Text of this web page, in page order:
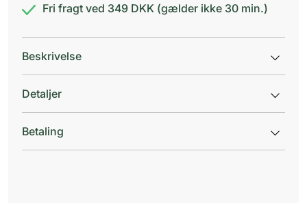
antal Fri fragt ved 349 DKK (gælder ikke 30 min.)
Beskrivelse
Detaljer
Betaling